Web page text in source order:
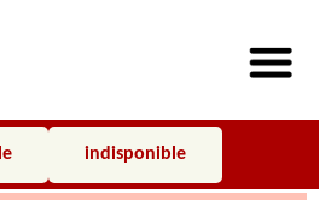
indisponible